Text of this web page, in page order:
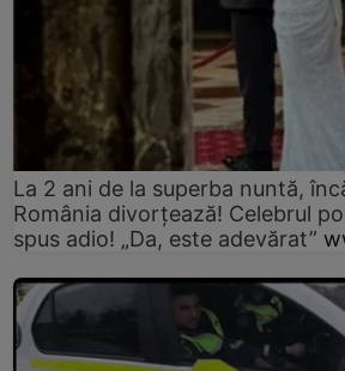
La 2 ani de la superba nuntă,
România divorțează! Celebrul
spus adio! „Da, este adevărat”